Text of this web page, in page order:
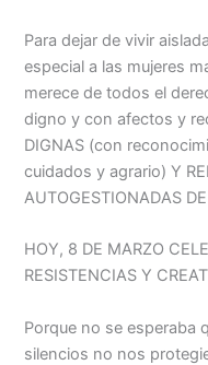
Para dejar de vivir
especial a las mujeres
merece de todos el
digno y con afectos y
DIGNAS (con
cuidados y agrario) Y
AUTOGESTIONADAS
HOY, 8 DE MARZO
RESISTENCIAS Y
Porque no se esperaba
silencios no nos